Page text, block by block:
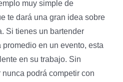
muy simple de
te dará una gran idea sobre
Si tienes un bartender
en un evento, esta
en su trabajo. Sin
podrá competir con